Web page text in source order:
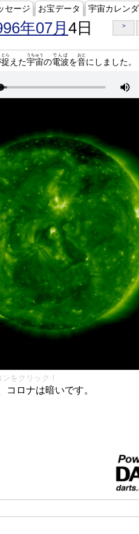
セージ お宝データ 宇宙カレン
年07月 4日 >
捉
とら
えた宇宙
うちゅう
の電波
でんぱ
を音
おと
にしました。
をクリック！
コロナは暗いです。